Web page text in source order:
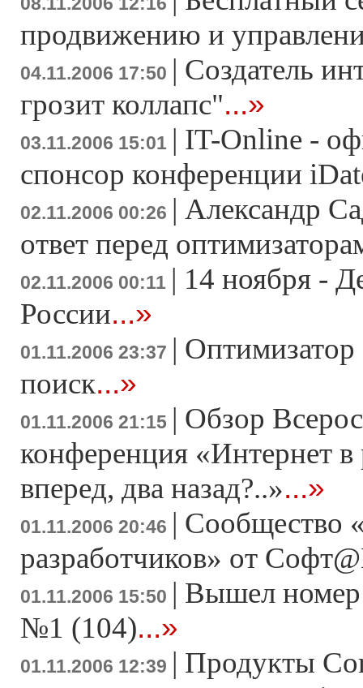
продвижению и
04.11.2006 17:50 | Создатель
грозит коллапс"...»
03.11.2006 15:01 | IT-Online -
спонсор конференции
02.11.2006 00:26 | Александр
ответ перед
02.11.2006 00:11 | 14 ноября -
России...»
01.11.2006 23:37 | Оптимизатор
поиск...»
01.11.2006 21:15 | Обзор
конференция «Интернет
вперед, два назад?..»...»
01.11.2006 20:46 | Сообщество
разработчиков» от
01.11.2006 15:50 | Вышел
№1 (104)...»
01.11.2006 12:39 | Продукты